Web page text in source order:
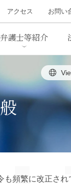
セス
動産
弁護士等紹介
ズレター
アクセス お問い
頻繁に改正さ